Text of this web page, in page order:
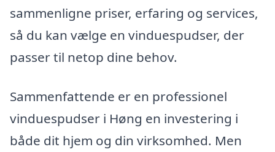
sammenligne priser, erfaring og services,
så du kan vælge en vinduespudser, der
passer til netop dine behov.
Sammenfattende er en professionel
vinduespudser i Høng en investering i
både dit hjem og din virksomhed. Men